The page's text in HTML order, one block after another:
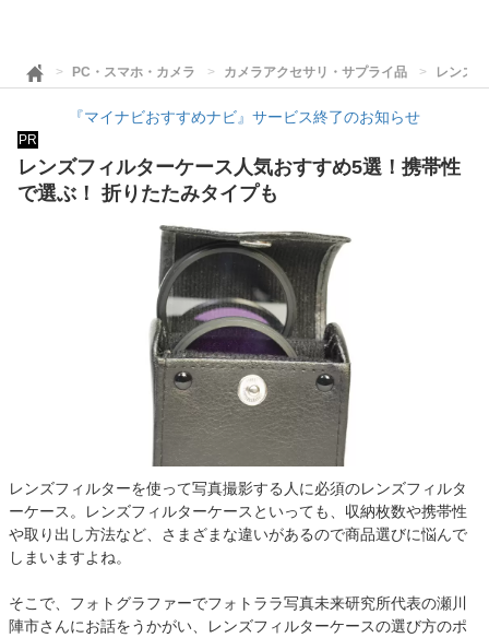
PC・スマホ・カメラ カメラアクセサリ・サプライ品 レンズ
『マイナビおすすめナビ』サービス終了のお知らせ
PR
レンズフィルターケース人気おすすめ5選！携帯性
で選ぶ！ 折りたたみタイプも
レンズフィルターを使って写真撮影する人に必須のレンズフィルタ
ーケース。レンズフィルターケースといっても、収納枚数や携帯性
や取り出し方法など、さまざまな違いがあるので商品選びに悩んで
しまいますよね。
そこで、フォトグラファーでフォトララ写真未来研究所代表の瀬川
陣市さんにお話をうかがい、レンズフィルターケースの選び方のポ